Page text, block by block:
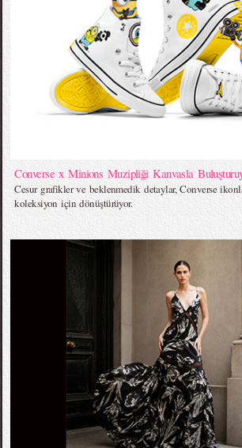
Converse x Minions Muzipliği Kanvasla
Cesur grafikler ve beklenmedik detaylar, Converse
koleksiyon için dönüştürüyor.